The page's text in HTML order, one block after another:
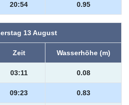
20:54 0.95
13 August
Zeit Wasserhöhe (m)
03:11 0.08
09:23 0.83